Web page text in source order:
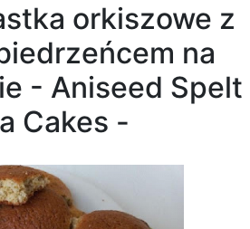
orkiszowe z
na
- Aniseed Spelt
Cakes -